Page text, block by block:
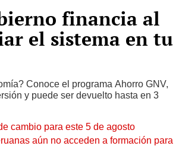
financia al
el sistema en tu
Conoce el programa Ahorro GNV,
y puede ser devuelto hasta en 3
cambio para este 5 de agosto
aún no acceden a formación para